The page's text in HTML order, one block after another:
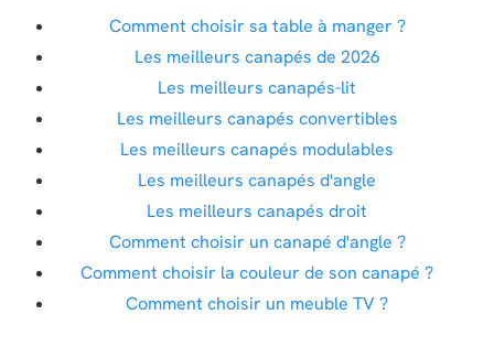
Comment choisir sa table à manger ?
Les meilleurs canapés de 2026
Les meilleurs canapés-lit
Les meilleurs canapés convertibles
Les meilleurs canapés modulables
Les meilleurs canapés d'angle
Les meilleurs canapés droit
Comment choisir un canapé d'angle ?
Comment choisir la couleur de son canapé ?
Comment choisir un meuble TV ?